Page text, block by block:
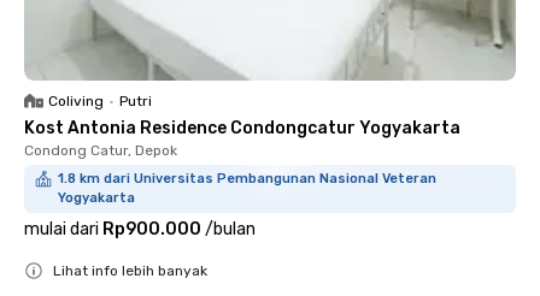
Coliving • Putri
Kost Antonia Residence Condongcatur Yogyakarta
Condong Catur, Depok
1.8 km dari Universitas Pembangunan Nasional Veteran
Yogyakarta
mulai dari Rp900.000 /bulan
Lihat info lebih banyak